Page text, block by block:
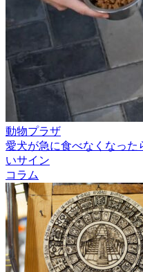
動物プラザ
愛犬が急に食べなくなっ
いサイン
コラム